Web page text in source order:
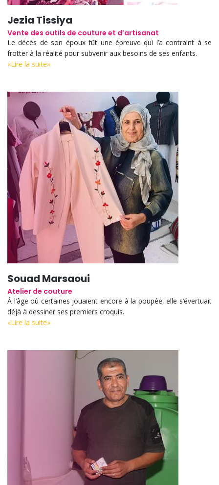
Jezia Tissiya
Vente des outils de couture et d’artisanat
Le décès de son époux fût une épreuve qui l’a contraint à se
frotter à la réalité pour subvenir aux besoins de ses enfants.
«Lire la suite»
Souad Marsaoui
Atelier de couture
À l’âge où certaines jouaient encore à la poupée, elle s’évertuait
déjà à dessiner ses premiers croquis.
«Lire la suite»